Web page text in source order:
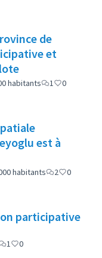
de
et
habitants 1 0
est à
habitants 2 0
participative
1 0